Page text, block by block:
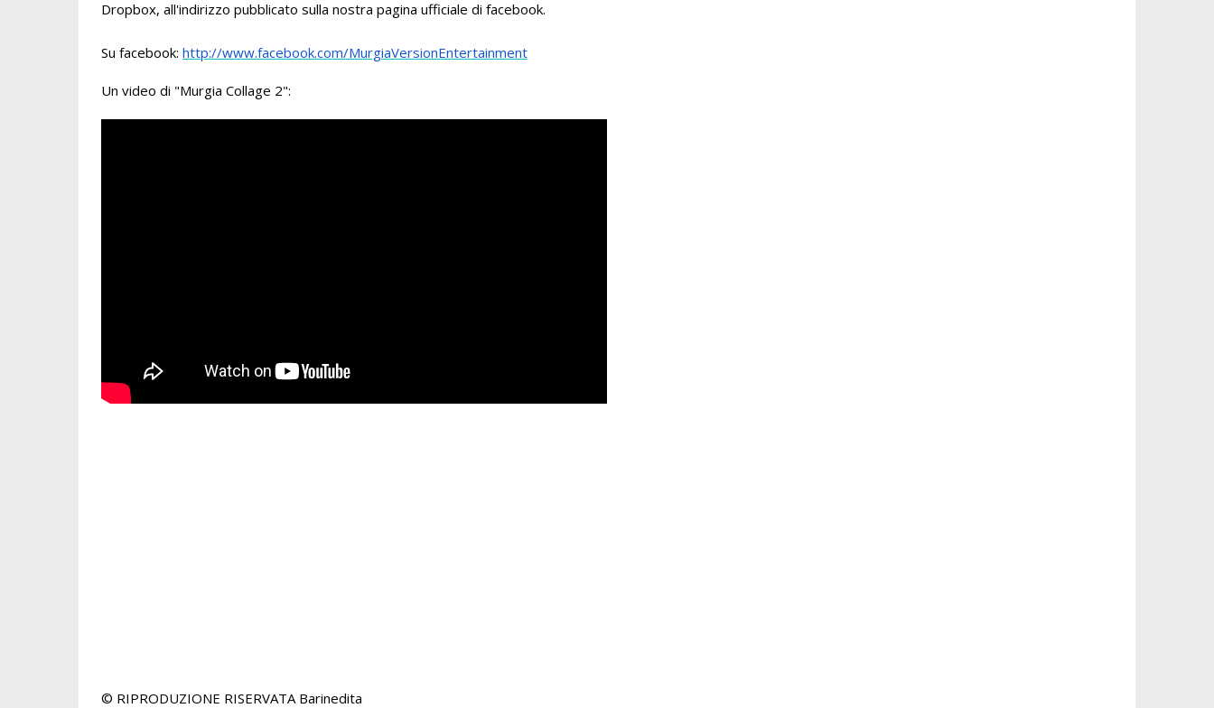
Dropbox, all'indirizzo pubblicato sulla nostra pagina ufficiale di facebook.
Su facebook: http://www.facebook.com/MurgiaVersionEntertainment
Un video di "Murgia Collage 2":
© RIPRODUZIONE RISERVATA Barinedita